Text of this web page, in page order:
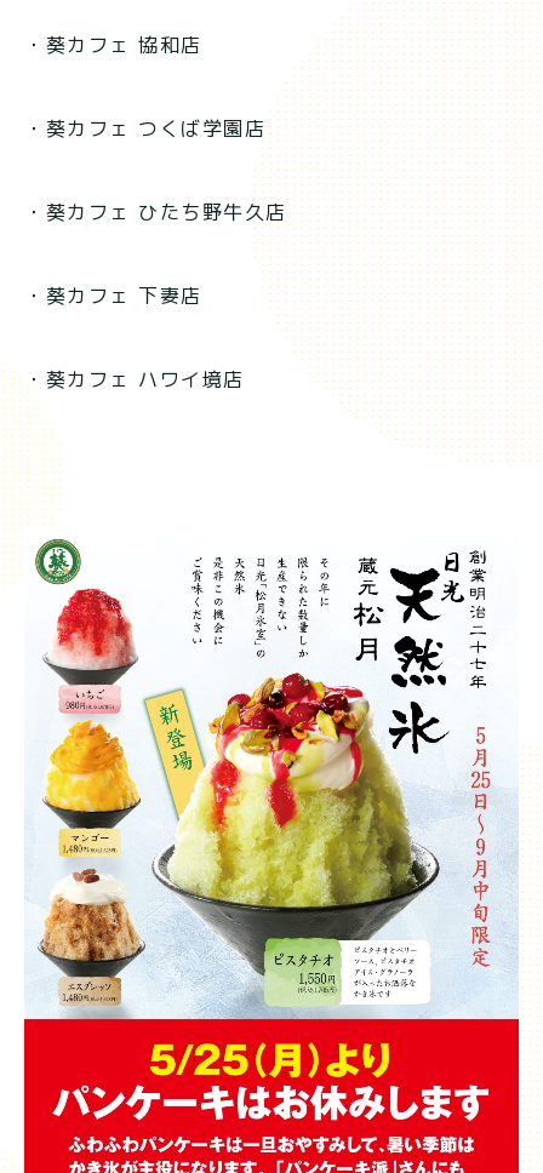
・葵カフェ 協和店
・葵カフェ つくば学園店
・葵カフェ ひたち野牛久店
・葵カフェ 下妻店
・葵カフェ ハワイ境店